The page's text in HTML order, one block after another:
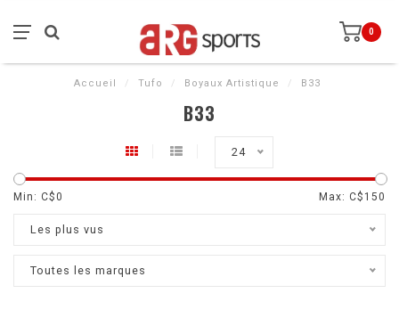
0
Accueil / Tufo / Boyaux Artistique / B33
B33
24
Min: C$0 Max: C$ 150
Les plus vus
Toutes les marques